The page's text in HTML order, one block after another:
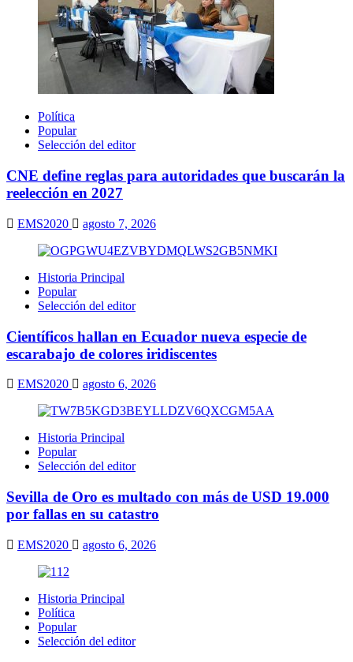
Política
Popular
Selección del editor
CNE define reglas para autoridades que buscarán la
reelección en 2027
EMS2020 agosto 7, 2026
Historia Principal
Popular
Selección del editor
Científicos hallan en Ecuador nueva especie de
escarabajo de colores iridiscentes
EMS2020 agosto 6, 2026
Historia Principal
Popular
Selección del editor
Sevilla de Oro es multado con más de USD 19.000
por fallas en su catastro
EMS2020 agosto 6, 2026
Historia Principal
Política
Popular
Selección del editor